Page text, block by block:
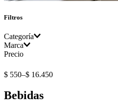
Filtros
Categoría
Gaseosas
Infusiones, té
Aguas
Marca
COCA COLA
Precio
$ 550–$ 16.450
Bebidas